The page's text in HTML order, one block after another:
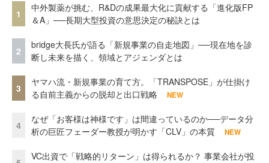
1
中外製薬が挑む、R&Dの成果最大化に貢献する「進化版FP
＆A」──長期大型投資の意思決定の秘訣とは
2
bridge大長氏が語る「新規事業の自走地図」──現在地を診
断し未来を描く、領域とアジェンダとは
3
ヤマハ流・新規事業の育て方。「TRANSPOSE」が仕掛け
る自前主義からの脱却と出口戦略
NEW
4
なぜ「お客様は神様です」は間違っているのか──データ分
析の巨匠フェーダー教授が明かす「CLV」の本質
NEW
VC出資で「戦略的リターン」は得られるか？ 事業会社が投